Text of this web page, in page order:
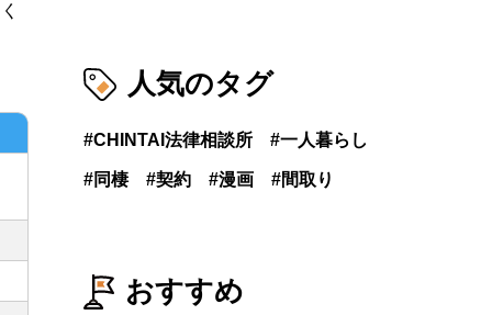
人気のタグ
CHINTAI法律相談所 一人暮らし
同棲 契約 漫画 間取り
おすすめ